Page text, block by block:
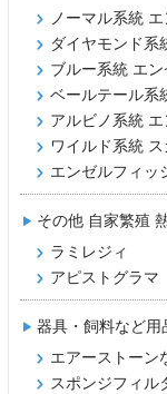
ノーマル系統
ダイヤモンド系
ブルー系統 エ
ベールテール系
アルビノ系統
ワイルド系統
エンゼルフィッ
その他 自家繁殖
ラミレジィ
アピストグラマ
器具・飼料など用
エアーストーン
スポンジフィル